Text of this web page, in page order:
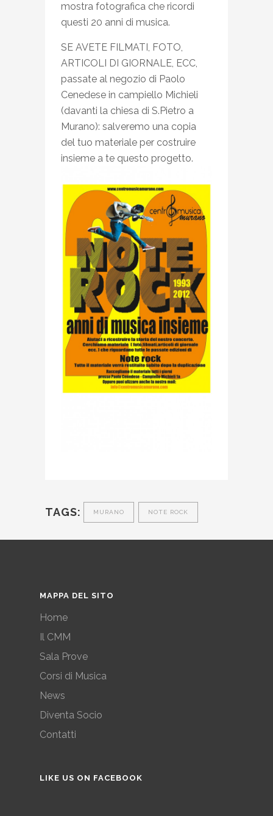
mostra fotografica che ricordi
questi 20 anni di musica.
SE AVETE FILMATI, FOTO,
ARTICOLI DI GIORNALE, ECC,
passate al negozio di Paolo
Cenedese in campiello Michieli
(davanti la chiesa di S.Pietro a
Murano): salveremo una copia
del tuo materiale per costruire
insieme a te questo progetto.
TAGS: MURANO NOTE ROCK
MAPPA DEL SITO
Home
Il CMM
Sala Prove
Corsi di Musica
News
Diventa Socio
Contatti
LIKE US ON FACEBOOK